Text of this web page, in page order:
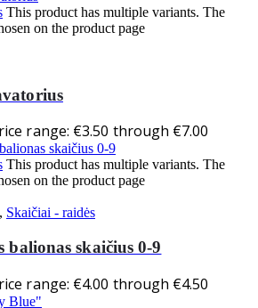
This product has multiple variants. The
on the product page
range: €3.50 through €7.00
This product has multiple variants. The
on the product page
, Skaičiai - raidės
balionas skaičius 0-9
range: €4.00 through €4.50